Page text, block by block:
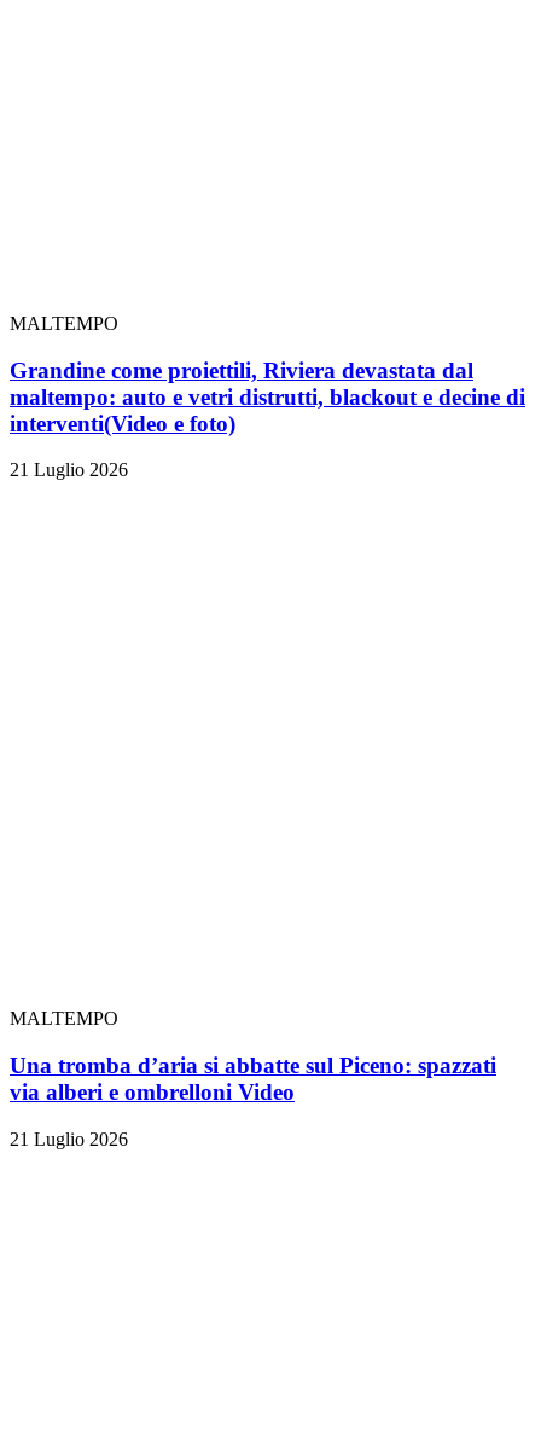
MALTEMPO
Grandine come proiettili, Riviera devastata dal
maltempo: auto e vetri distrutti, blackout e decine di
interventi(Video e foto)
21 Luglio 2026
MALTEMPO
Una tromba d’aria si abbatte sul Piceno: spazzati
via alberi e ombrelloni Video
21 Luglio 2026